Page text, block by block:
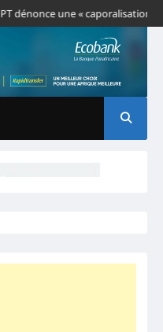
une « caporalisation » de la